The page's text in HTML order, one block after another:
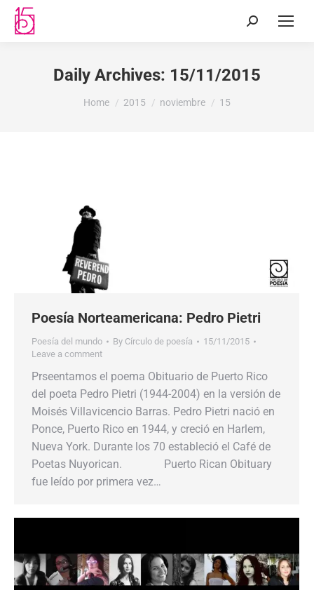
Daily Archives: 15/11/2015
You are here:
Home 2015 noviembre 15
Poesía Norteamericana: Pedro Pietri
Poesía del mundo By Círculo de poesía
15/11/2015
Leave a comment
Prseentamos el poema Obituario de Puerto Rico
del poeta Pedro Pietri (1944-2004) en la versión de
Moisés Villavicencio Barras. Pedro Pietri nació en
Ponce, Puerto Rico en 1944, y creció en Harlem,
Nueva York. Durante los 70 estableció el Café de
Poetas Nuyorican. Puerto Rican Obituary
fue leído por primera vez…